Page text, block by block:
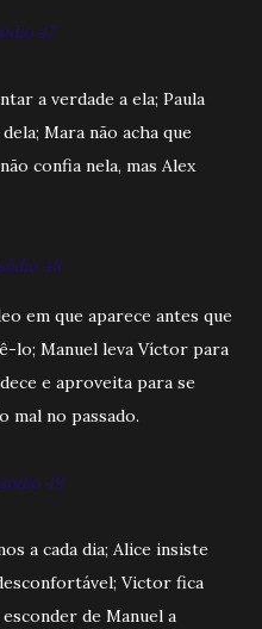
47
a verdade a ela; Paula
Mara não acha que
confia nela, mas Alex
48
em que aparece antes que
lo; Manuel leva Víctor para
e aproveita para se
no passado.
49
a cada dia; Alice insiste
Victor fica
de Manuel a